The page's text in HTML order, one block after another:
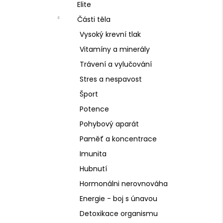
Elite
Části těla
Vysoký krevní tlak
Vitamíny a minerály
Trávení a vylučování
Stres a nespavost
Šport
Potence
Pohybový aparát
Paměť a koncentrace
Imunita
Hubnutí
Hormonálni nerovnováha
Energie - boj s únavou
Detoxikace organismu
SCHIZANDRA
329 Kč